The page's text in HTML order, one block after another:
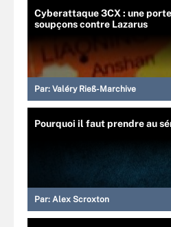
Cyberattaque 3CX : une
soupçons contre Lazarus
Par: Valéry Rieß-Marchive
Pourquoi il faut prendre au
Par: Alex Scroxton